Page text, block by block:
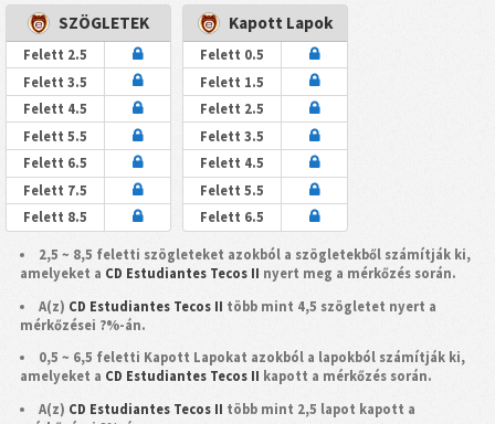
SZÖGLETEK
Felett 2.5
Felett 3.5
Felett 4.5
Felett 5.5
Felett 6.5
Felett 7.5
Felett 8.5
Kapott Lapok
Felett 0.5
Felett 1.5
Felett 2.5
Felett 3.5
Felett 4.5
Felett 5.5
Felett 6.5
2,5 ~ 8,5 feletti szögleteket azokból a szögletekből számítják ki,
amelyeket a CD Estudiantes Tecos II nyert meg a mérkőzés során.
A(z) CD Estudiantes Tecos II több mint 4,5 szögletet nyert a
mérkőzései ?%-án.
0,5 ~ 6,5 feletti Kapott Lapokat azokból a lapokból számítják ki,
amelyeket a CD Estudiantes Tecos II kapott a mérkőzés során.
A(z) CD Estudiantes Tecos II több mint 2,5 lapot kapott a